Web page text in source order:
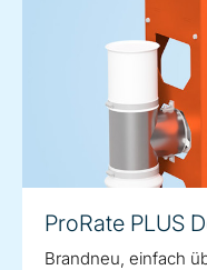
ProRate PLUS
Brandneu, einfach